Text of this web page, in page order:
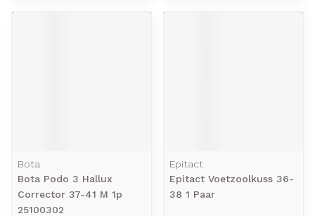
Bota
Bota Podo 3 Hallux
Corrector 37-41 M 1p
25100302
Epitact
Epitact Voetzoolkuss 36-
38 1 Paar